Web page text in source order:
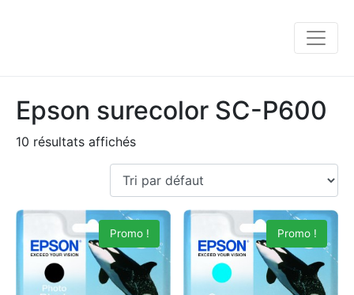
Epson surecolor SC-P600
10 résultats affichés
Promo ! Promo !